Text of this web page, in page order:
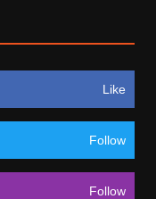
Like
Follow
Follow